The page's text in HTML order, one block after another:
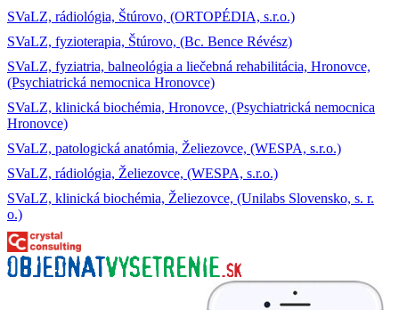
SVaLZ, rádiológia, Štúrovo, (ORTOPÉDIA, s.r.o.)
SVaLZ, fyzioterapia, Štúrovo, (Bc. Bence Révész)
SVaLZ, fyziatria, balneológia a liečebná rehabilitácia, Hronovce,
(Psychiatrická nemocnica Hronovce)
SVaLZ, klinická biochémia, Hronovce, (Psychiatrická nemocnica
Hronovce)
SVaLZ, patologická anatómia, Želiezovce, (WESPA, s.r.o.)
SVaLZ, rádiológia, Želiezovce, (WESPA, s.r.o.)
SVaLZ, klinická biochémia, Želiezovce, (Unilabs Slovensko, s. r.
o.)